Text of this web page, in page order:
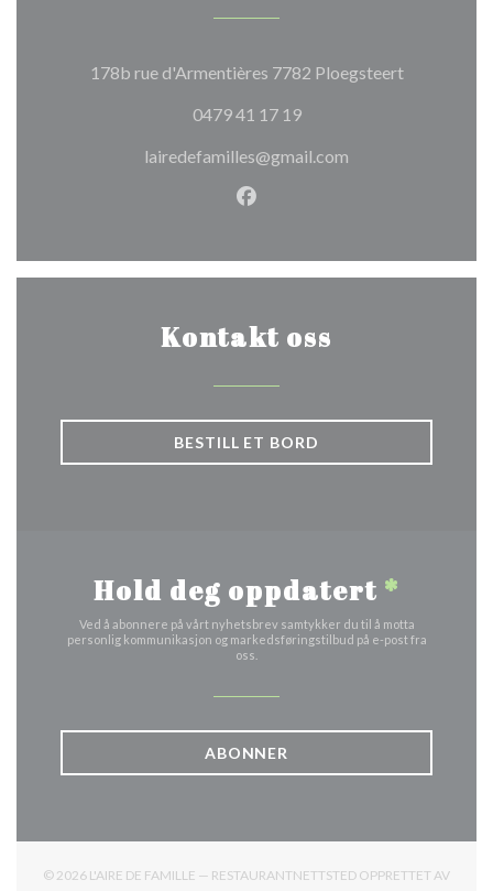
178b rue d'Armentières 7782 Ploegsteert((åpner i et
0479 41 17 19
lairedefamilles@gmail.com
Facebook ((åpner i et nytt
Kontakt oss
BESTILL ET BORD
Hold deg oppdatert *
Ved å abonnere på vårt nyhetsbrev samtykker du til å motta
personlig kommunikasjon og markedsføringstilbud på e-post fra
oss.
ABONNER
© 2026 L'AIRE DE FAMILLE — RESTAURANTNETTSTED OPPRETTET AV